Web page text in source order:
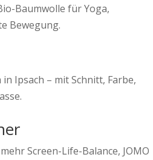
Baumwolle für Yoga,
Bewegung.
Ipsach – mit Schnitt, Farbe,
Screen-Life-Balance, JOMO